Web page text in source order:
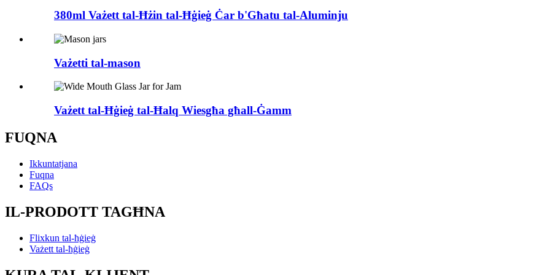
380ml Vażett tal-Ħżin tal-Ħġieġ Ċar b'Għatu tal-Aluminju
Vażetti tal-mason
Vażett tal-Ħġieġ tal-Ħalq Wiesgħa għall-Ġamm
FUQNA
Ikkuntatjana
Fuqna
FAQs
IL-PRODOTT TAGĦNA
Flixkun tal-ħġieġ
Vażett tal-ħġieġ